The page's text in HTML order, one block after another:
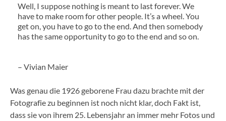
Well, I suppose nothing is meant to last forever. We
have to make room for other people. It’s a wheel. You
get on, you have to go to the end. And then somebody
has the same opportunity to go to the end and so on.
– Vivian Maier
Was genau die 1926 geborene Frau dazu brachte mit der
Fotografie zu beginnen ist noch nicht klar, doch Fakt ist,
dass sie von ihrem 25. Lebensjahr an immer mehr Fotos und